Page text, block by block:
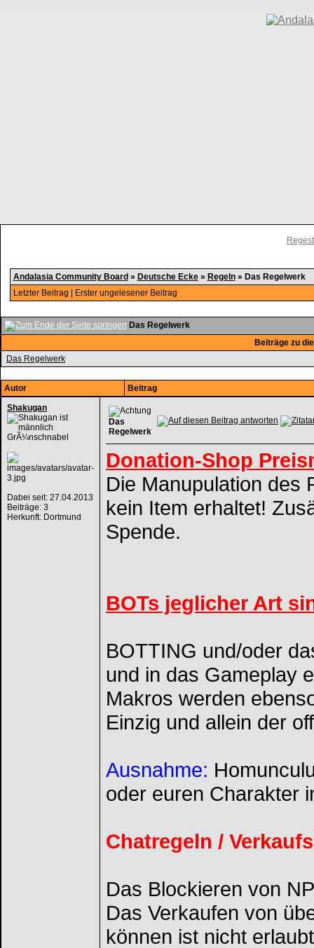
Andalasia Community Board » Deutsche Ecke» Regeln» Das Regelwerk
Letzter Beitrag
Erster ungelesener Beitrag
Das Regelwerk
Beiträge zu
Das Regelwerk
Autor
Beitrag
Shakugan
GrÃ¼nschnabel
Dabei seit: 27.04.2013
Beiträge: 3
Herkunft: Dortmund
Das
Regelwerk
Donation-Shop
Die Manupulation des
kein Item erhaltet!
Spende.
BOTs jeglicher Art
BOTTING und/oder
und in das Gameplay
Makros werden
Einzig und allein der
Ausnahme:
oder euren Charakter
Chatregeln /
Das Blockieren von
Das Verkaufen von
können ist nicht